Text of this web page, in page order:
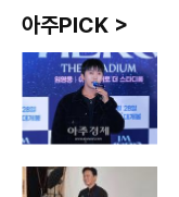
아주PICK >